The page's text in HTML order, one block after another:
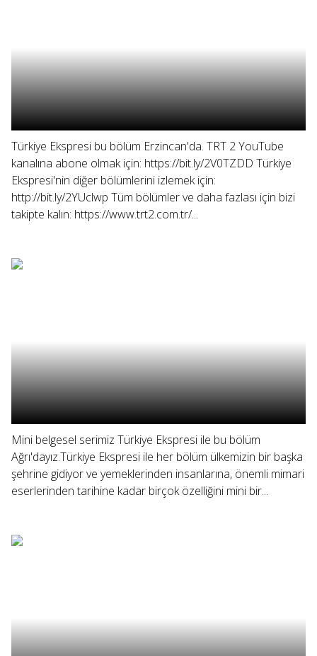
Türkiye Ekspresi bu bölüm Erzincan'da. TRT 2 YouTube
kanalına abone olmak için: https://bit.ly/2V0TZDD Türkiye
Ekspresi'nin diğer bölümlerini izlemek için:
http://bit.ly/2YUclwp Tüm bölümler ve daha fazlası için bizi
takipte kalın: https://www.trt2.com.tr/...
Mini belgesel serimiz Türkiye Ekspresi ile bu bölüm
Ağrı'dayız.Türkiye Ekspresi ile her bölüm ülkemizin bir başka
şehrine gidiyor ve yemeklerinden insanlarına, önemli mimari
eserlerinden tarihine kadar birçok özelliğini mini bir...